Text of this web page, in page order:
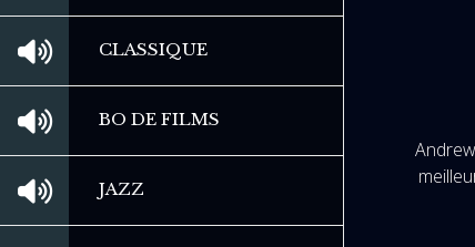
CLASSIQUE
BO DE FILMS
JAZZ